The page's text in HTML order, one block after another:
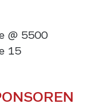
@ 5500
15